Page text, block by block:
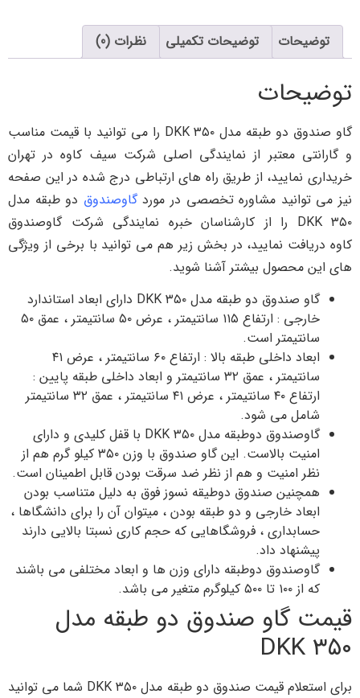
توضیحات توضیحات تکمیلی نظرات (0)
توضیحات
گاو صندوق دو طبقه مدل DKK ۳۵۰ را می توانید با قیمت مناسب
و گارانتی معتبر از نمایندگی اصلی شرکت سیف کاوه در تهران
خریداری نمایید، از طریق راه های ارتباطی درج شده در این صفحه
نیز می توانید مشاوره تخصصی در مورد گاوصندوق دو طبقه مدل
DKK ۳۵۰ را از کارشناسان خبره نمایندگی شرکت گاوصندوق
کاوه دریافت نمایید، در بخش زیر هم می توانید با برخی از ویژگی
های این محصول بیشتر آشنا شوید.
گاو صندوق دو طبقه مدل DKK ۳۵۰ دارای ابعاد استاندارد
خارجی : ارتفاع ۱۱۵ سانتیمتر ، عرض ۵۰ سانتیمتر ، عمق ۵۰
سانتیمتر است.
ابعاد داخلی طبقه بالا : ارتفاع ۶۰ سانتیمتر ، عرض ۴۱
سانتیمتر ، عمق ۳۲ سانتیمتر و ابعاد داخلی طبقه پایین :
ارتفاع ۴۰ سانتیمتر ، عرض ۴۱ سانتیمتر ، عمق ۳۲ سانتیمتر
شامل می شود.
گاوصندوق دوطبقه مدل DKK ۳۵۰ با قفل کلیدی و دارای
امنیت بالاست. این گاو صندوق با وزن ۳۵۰ کیلو گرم هم از
نظر امنیت و هم از نظر ضد سرقت بودن قابل اطمینان است.
همچنین صندوق دوطیقه نسوز فوق به دلیل متناسب بودن
ابعاد خارجی و دو طبقه بودن ، میتوان آن را برای دانشگاها ،
حسابداری ، فروشگاهایی که حجم کاری نسبتا بالایی دارند
پیشنهاد داد.
گاوصندوق دوطبقه دارای وزن ها و ابعاد مختلفی می باشند
که از ۱۰۰ تا ۵۰۰ کیلوگرم متغیر می باشد.
قیمت گاو صندوق دو طبقه مدل
DKK ۳۵۰
برای استعلام قیمت صندوق دو طبقه مدل DKK ۳۵۰ شما می توانید